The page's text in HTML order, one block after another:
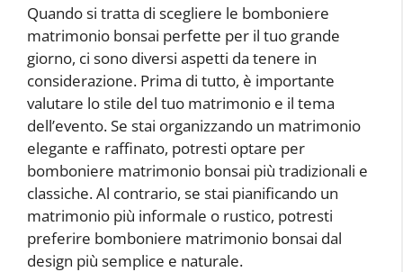
Quando si tratta di scegliere le bomboniere
matrimonio bonsai perfette per il tuo grande
giorno, ci sono diversi aspetti da tenere in
considerazione. Prima di tutto, è importante
valutare lo stile del tuo matrimonio e il tema
dell’evento. Se stai organizzando un matrimonio
elegante e raffinato, potresti optare per
bomboniere matrimonio bonsai più tradizionali e
classiche. Al contrario, se stai pianificando un
matrimonio più informale o rustico, potresti
preferire bomboniere matrimonio bonsai dal
design più semplice e naturale.